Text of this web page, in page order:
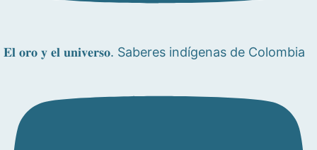
𝐄𝐥 𝐨𝐫𝐨 𝐲 𝐞𝐥 𝐮𝐧𝐢𝐯𝐞𝐫𝐬𝐨. Saberes indígenas de Colombia